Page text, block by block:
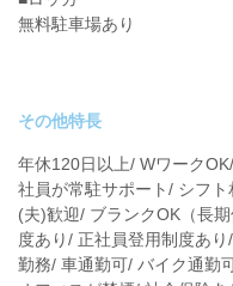
無料駐車場あり
その他特長
年休120日以上/ Wワーク
社員が常駐サポート/ シフ
(夫)歓迎/ ブランクOK（長
度あり/ 正社員登用制度あ
勤務/ 車通勤可/ バイク通勤